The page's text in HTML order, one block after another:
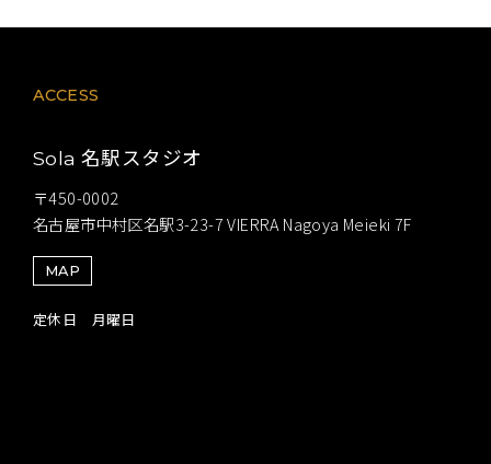
ACCESS
Sola 名駅スタジオ
〒450-0002
名古屋市中村区名駅3-23-7 VIERRA Nagoya Meieki 7F
MAP
定休日 月曜日